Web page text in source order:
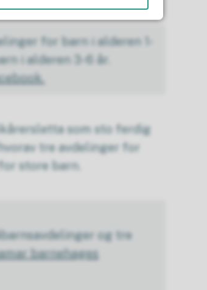
for barn i alderen 1-
i alderen 3-6 år.
som sto ferdig
tre avdelinger for
store barn.
og tre
barnehages